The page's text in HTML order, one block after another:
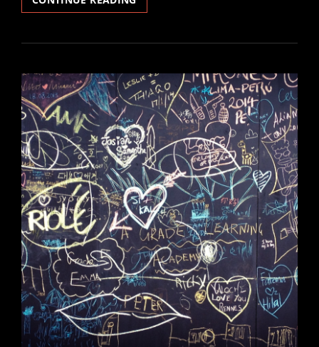
MEN,
HEROES
HAPPY
BIRTHDAY
FRANK
ZAPPA!